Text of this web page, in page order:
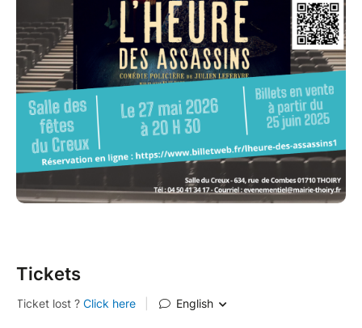
Tickets